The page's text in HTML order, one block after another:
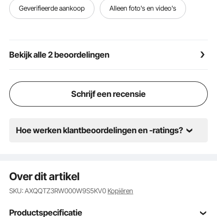
verschillende groeifasen.
IDEAAL CADEAU: Met zijn aantrekkelijke ontwerp en
door, geniet van de natuur en stimuleer tegelijkertijd
Geverifieerde aankoop Alleen foto's en video's
Bekijk alle 2 beoordelingen
Schrijf een recensie
Hoe werken klantbeoordelingen en -ratings?
Over dit artikel
SKU: AXQQTZ3RW000W9S5KV0 Kopiëren
Productspecificatie